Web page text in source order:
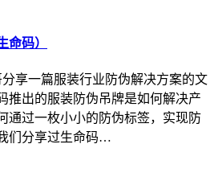
命码）
享一篇服装行业防伪解决方案的文
推出的服装防伪吊牌是如何解决产
通过一枚小小的防伪标签，实现防
们分享过生命码…